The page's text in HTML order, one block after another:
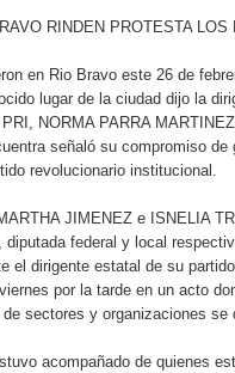
RINDEN PROTESTA LOS
en Rio Bravo este 26 de
lugar de la ciudad dijo la
NORMA PARRA
señaló su compromiso de
revolucionario institucional.
JIMENEZ e ISNELIA
diputada federal y local
el dirigente estatal de su
por la tarde en un acto
sectores y organizaciones se
acompañado de quienes